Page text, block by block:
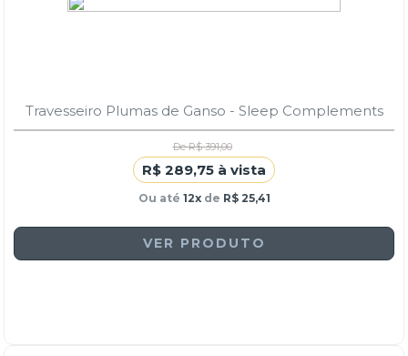
Travesseiro Plumas de Ganso - Sleep Complements
De R$ 391,00
R$ 289,75 à vista
Ou até 12xde R$ 25,41
VER PRODUTO